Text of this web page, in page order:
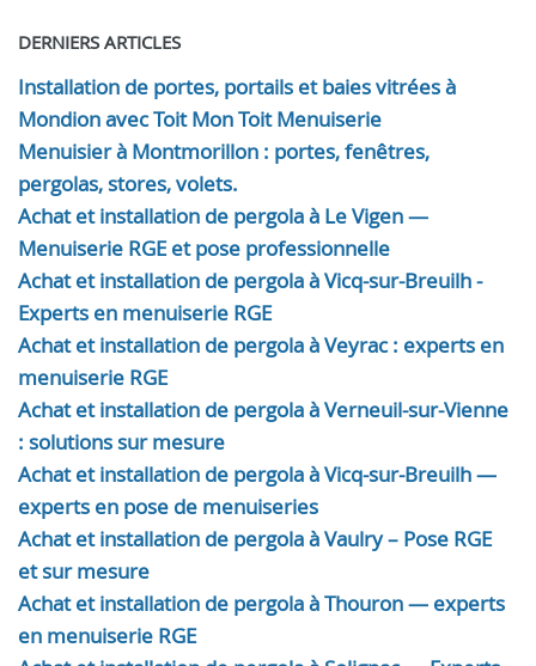
DERNIERS ARTICLES
Installation de portes, portails et baies vitrées à
Mondion avec Toit Mon Toit Menuiserie
Menuisier à Montmorillon : portes, fenêtres,
pergolas, stores, volets.
Achat et installation de pergola à Le Vigen —
Menuiserie RGE et pose professionnelle
Achat et installation de pergola à Vicq-sur-Breuilh -
Experts en menuiserie RGE
Achat et installation de pergola à Veyrac : experts en
menuiserie RGE
Achat et installation de pergola à Verneuil-sur-Vienne
: solutions sur mesure
Achat et installation de pergola à Vicq-sur-Breuilh —
experts en pose de menuiseries
Achat et installation de pergola à Vaulry – Pose RGE
et sur mesure
Achat et installation de pergola à Thouron — experts
en menuiserie RGE